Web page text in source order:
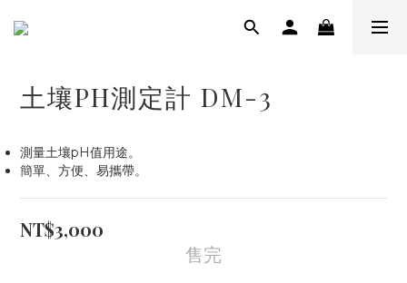
土壤PH測定計 DM-3
測量土壤pH值用途。
簡單、方便、易攜帶。
NT$3,000
售完